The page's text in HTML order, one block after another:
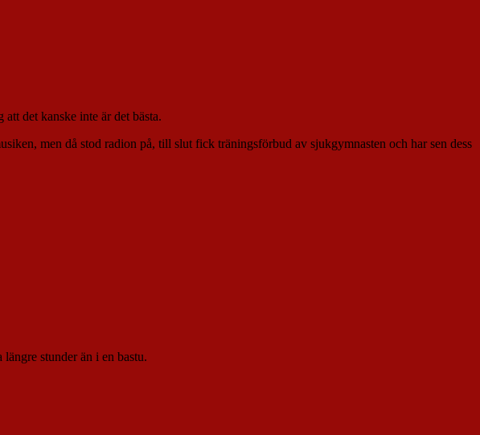
det kanske inte är det bästa.
men då stod radion på, till slut fick träningsförbud av sjukgymnasten och har sen dess
stunder än i en bastu.